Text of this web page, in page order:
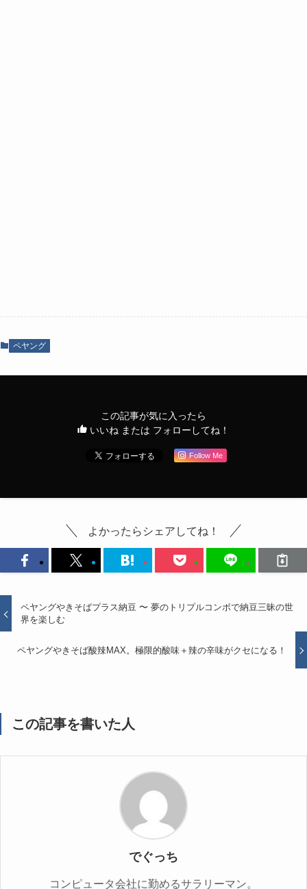
ペヤング
この記事が気に入ったら
いいね または フォローしてね！
Follow Me
よかったらシェアしてね！
ペヤングやきそばプラス納豆 〜 夢のトリプルコンボで納豆三昧の世
界を楽しむ
ペヤングやきそば酸辣MAX。極限的酸味＋辣の辛味がクセになる！
この記事を書いた人
でぐっち
コンピュータ会社に勤めるサラリーマン。